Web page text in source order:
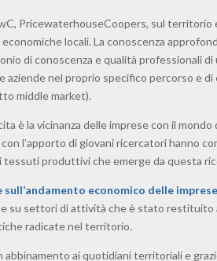
PricewaterhouseCoopers, sul territorio
locali. La conoscenza
di conoscenza e qualità professionali
nel proprio specifico percorso e di
middle market).
è la vicinanza delle imprese con il mondo
l’apporto di giovani ricercatori hanno
produttivi che emerge da questa
economico delle imprese
su settori di attività che è stato restituito
radicate nel territorio.
ai quotidiani territoriali e